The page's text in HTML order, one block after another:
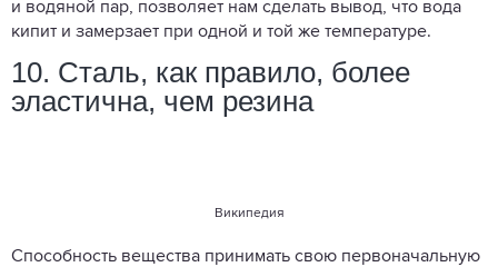
и водяной пар, позволяет нам сделать вывод, что вода
кипит и замерзает при одной и той же температуре.
10. Сталь, как правило, более
эластична, чем резина
Википедия
Способность вещества принимать свою первоначальную